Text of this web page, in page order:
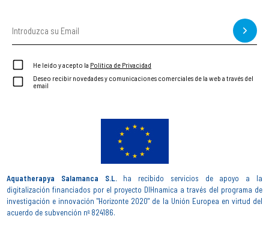
He leído y acepto la Política de Privacidad
Deseo recibir novedades y comunicaciones comerciales de la web a través del
email
Aquatherapya Salamanca S.L. ha recibido servicios de apoyo a la
digitalización financiados por el proyecto DIHnamica a través del programa de
investigación e innovación "Horizonte 2020" de la Unión Europea en virtud del
acuerdo de subvención nº 824186.